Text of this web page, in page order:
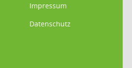
Impressum
Datenschutz